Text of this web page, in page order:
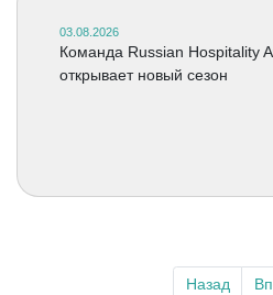
03.08.2026
Команда Russian Hospitality
открывает новый сезон
Назад